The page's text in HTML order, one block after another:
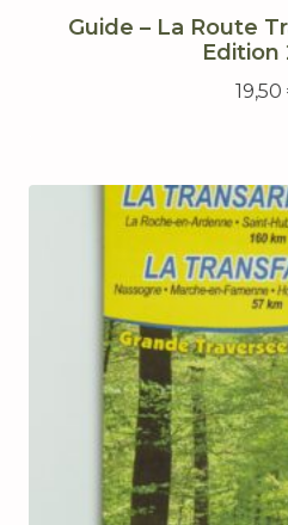
Guide – La Route
Edition
19,50